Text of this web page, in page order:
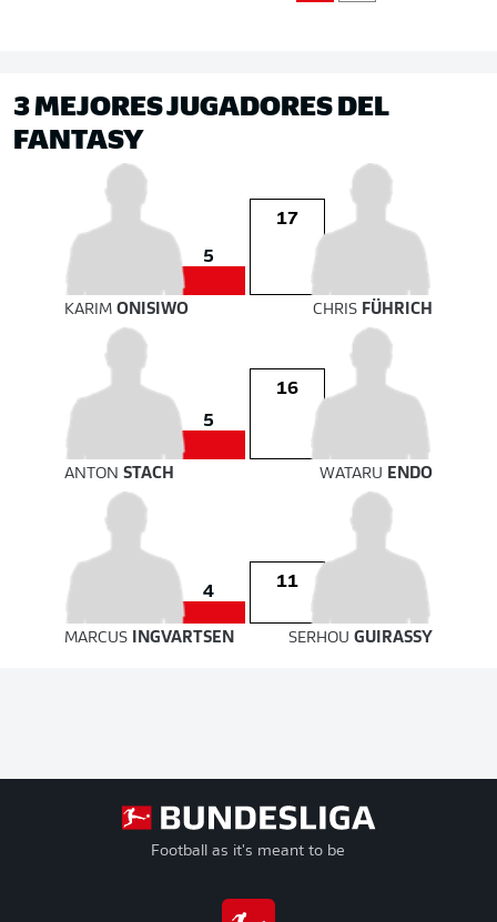
3 MEJORES JUGADORES DEL
FANTASY
5
17
KARIM ONISIWO CHRIS FÜHRICH
5
16
ANTON STACH WATARU ENDO
4
11
MARCUS INGVARTSEN SERHOUGUIRASSY
Football as it's meant to be